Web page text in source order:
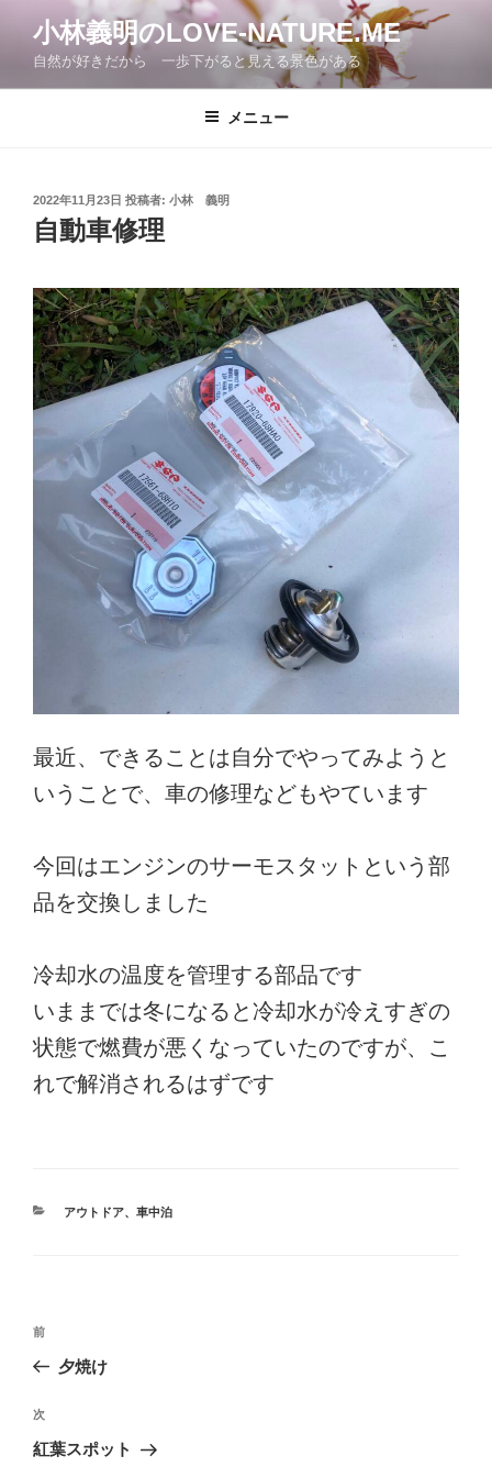
ン
小林義明のLOVE-NATURE.ME
自然が好きだから 一歩下がると見える景色がある
メニュー
投
稿
日:
2022年11月23日 投稿者: 小林 義明
自動車修理
最近、できることは自分でやってみようと
いうことで、車の修理などもやています
今回はエンジンのサーモスタットという部
品を交換しました
冷却水の温度を管理する部品です
いままでは冬になると冷却水が冷えすぎの
状態で燃費が悪くなっていたのですが、こ
れで解消されるはずです
カ
アウトドア、 車中泊
投
ビ
ゲ
前
の
稿
前
夕焼け
次
の
次
紅葉スポット